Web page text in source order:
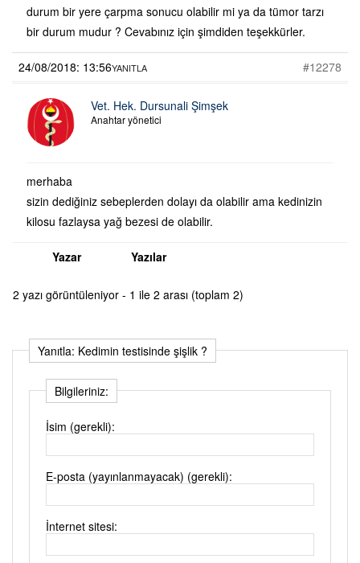
durum bir yere çarpma sonucu olabilir mi ya da tümor tarzı
bir durum mudur ? Cevabınız için şimdiden teşekkürler.
24/08/2018: 13:56 #12278
YANITLA
Vet. Hek. Dursunali Şimşek
Anahtar yönetici
merhaba
sizin dediğiniz sebeplerden dolayı da olabilir ama kedinizin
kilosu fazlaysa yağ bezesi de olabilir.
Yazar Yazılar
2 yazı görüntüleniyor - 1 ile 2 arası (toplam 2)
Yanıtla: Kedimin testisinde şişlik ?
Bilgileriniz:
İsim (gerekli):
E-posta (yayınlanmayacak) (gerekli):
İnternet sitesi: